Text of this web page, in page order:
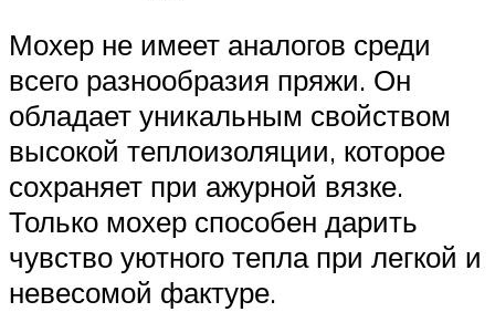
Мохер не имеет аналогов среди
всего разнообразия пряжи. Он
обладает уникальным свойством
высокой теплоизоляции, которое
сохраняет при ажурной вязке.
Только мохер способен дарить
чувство уютного тепла при легкой и
невесомой фактуре.